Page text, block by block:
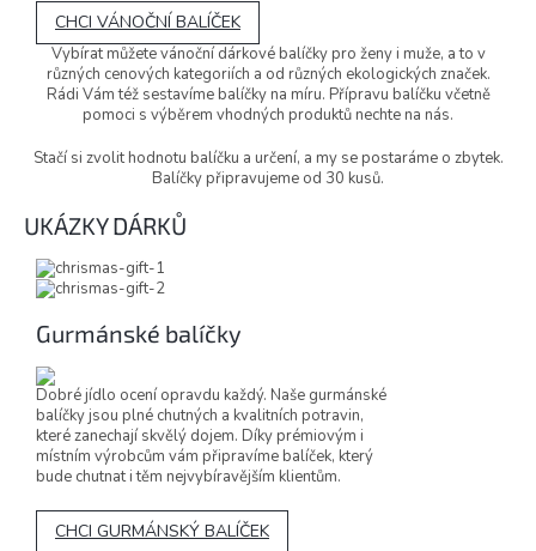
CHCI VÁNOČNÍ BALÍČEK
Vybírat můžete vánoční dárkové balíčky pro ženy i muže, a to v
různých cenových kategoriích a od různých ekologických značek.
Rádi Vám též sestavíme balíčky na míru. Přípravu balíčku včetně
pomoci s výběrem vhodných produktů nechte na nás.
Stačí si zvolit hodnotu balíčku a určení, a my se postaráme o zbytek.
Balíčky připravujeme od 30 kusů.
UKÁZKY DÁRKŮ
Gurmánské balíčky
Dobré jídlo ocení opravdu každý. Naše gurmánské
balíčky jsou plné chutných a kvalitních potravin,
které zanechají skvělý dojem. Díky prémiovým i
místním výrobcům vám připravíme balíček, který
bude chutnat i těm nejvybíravějším klientům.
CHCI GURMÁNSKÝ BALÍČEK